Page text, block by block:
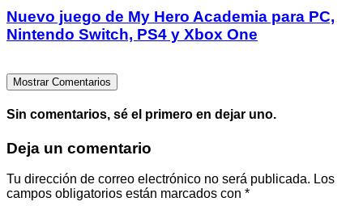
Nuevo juego de My Hero Academia para PC,
Nintendo Switch, PS4 y Xbox One
Mostrar Comentarios
Sin comentarios, sé el primero en dejar uno.
Deja un comentario
Tu dirección de correo electrónico no será publicada. Los
campos obligatorios están marcados con *